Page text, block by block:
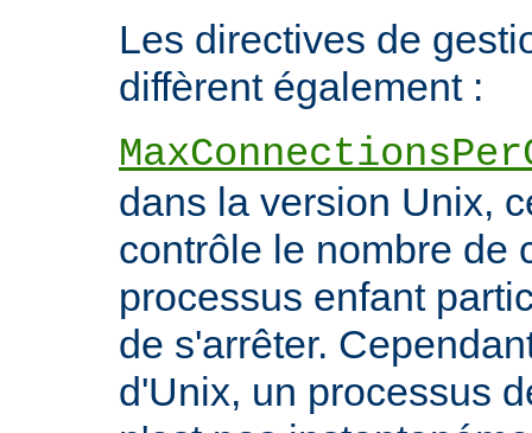
Les directives de
diffèrent également :
dans la version Unix,
contrôle le nombre de
processus enfant
de s'arrêter.
d'Unix, un processus